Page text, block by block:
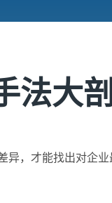
法大
异，才能找出对企